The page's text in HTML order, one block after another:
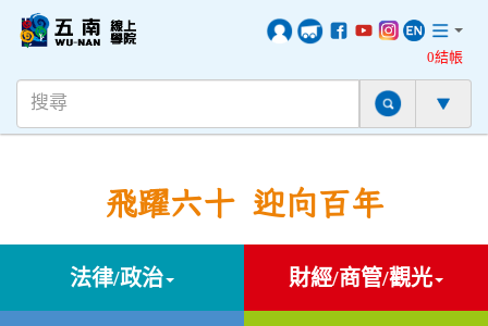
0結帳
飛躍六十 迎向百年
法律/政治 財經/商管/觀光